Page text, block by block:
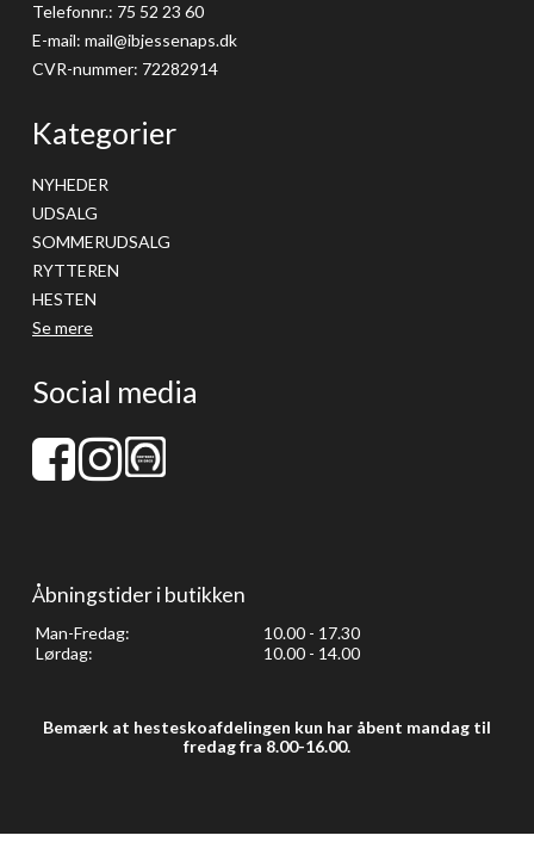
Telefonnr.: 75 52 23 60
E-mail: mail@ibjessenaps.dk
CVR-nummer: 72282914
Kategorier
NYHEDER
UDSALG
SOMMERUDSALG
RYTTEREN
HESTEN
Se mere
Social media
Åbningstider i butikken
Man-Fredag:
10.00 - 17.30
Lørdag:
10.00 - 14.00
Bemærk at hesteskoafdelingen kun har åbent mandag til
fredag fra 8.00-16.00.